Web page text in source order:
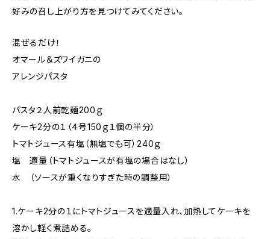
好みの召し上がり方を見つけてみてください。
混ぜるだけ！
オマール＆ズワイガニの
アレンジパスタ
パスタ２人前乾麺200ｇ
ケーキ2分の１（４号150ｇ１個の半分）
トマトジュース有塩（無塩でも可）240ｇ
塩 適量（トマトジュースが有塩の場合はなし）
水 （ソースが重くなりすぎた時の調整用）
1.ケーキ2分の１にトマトジュースを適量入れ、加熱してケーキを
溶かし軽く煮詰める。